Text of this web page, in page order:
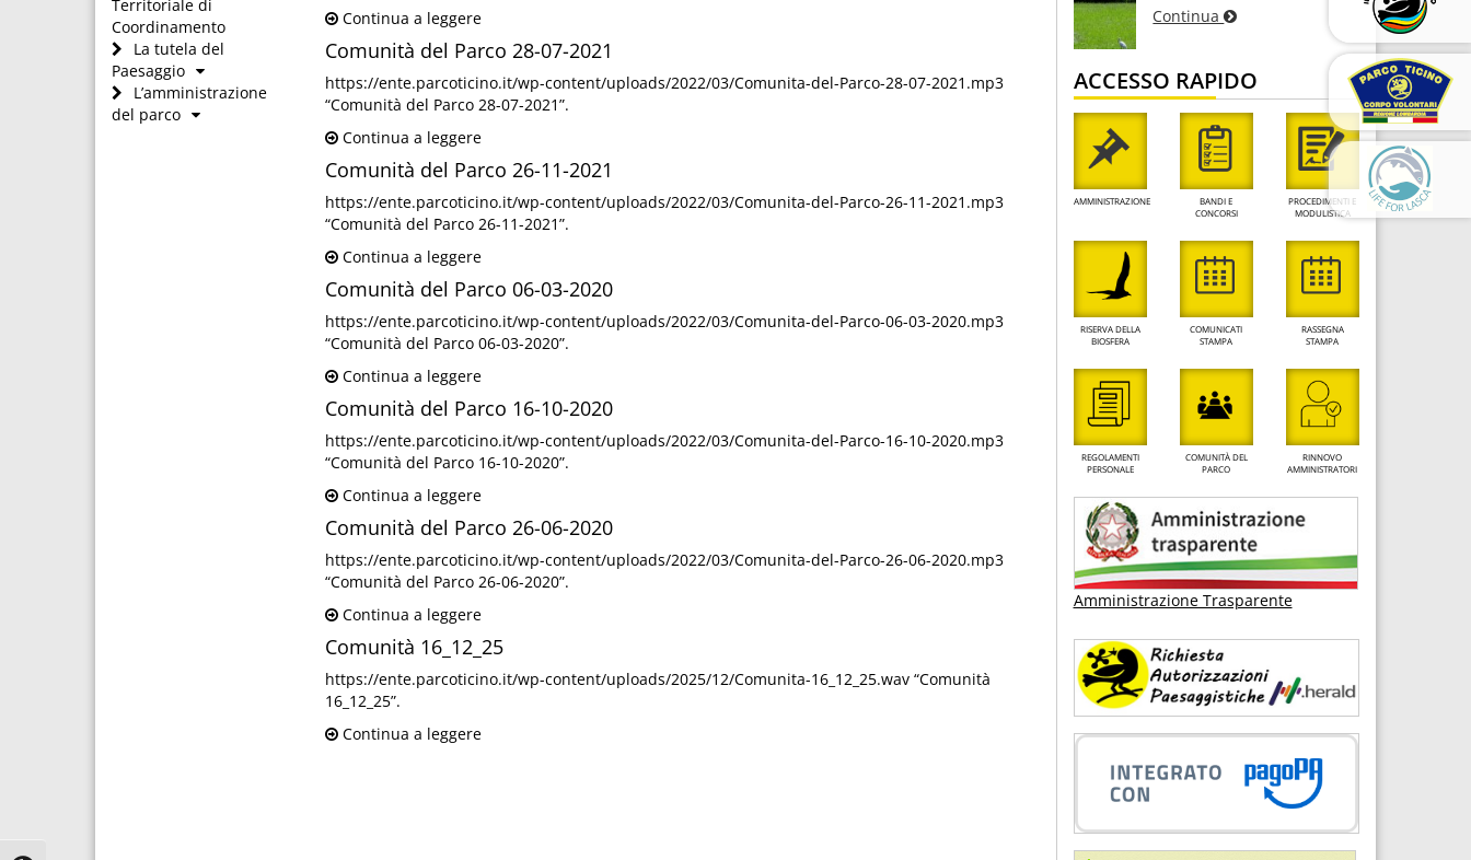
Territoriale di
Coordinamento
La tutela del
Paesaggio
L’amministrazione
del parco
Continua a leggere
Comunità del Parco 28-07-2021
https://ente.parcoticino.it/wp-content/uploads/2022/03/Comunita-del-Parco-28-07-2021.mp3
“Comunità del Parco 28-07-2021”.
Continua a leggere
Comunità del Parco 26-11-2021
https://ente.parcoticino.it/wp-content/uploads/2022/03/Comunita-del-Parco-26-11-2021.mp3
“Comunità del Parco 26-11-2021”.
Continua a leggere
Comunità del Parco 06-03-2020
https://ente.parcoticino.it/wp-content/uploads/2022/03/Comunita-del-Parco-06-03-2020.mp3
“Comunità del Parco 06-03-2020”.
Continua a leggere
Comunità del Parco 16-10-2020
https://ente.parcoticino.it/wp-content/uploads/2022/03/Comunita-del-Parco-16-10-2020.mp3
“Comunità del Parco 16-10-2020”.
Continua a leggere
Comunità del Parco 26-06-2020
https://ente.parcoticino.it/wp-content/uploads/2022/03/Comunita-del-Parco-26-06-2020.mp3
“Comunità del Parco 26-06-2020”.
Continua a leggere
Comunità 16_12_25
https://ente.parcoticino.it/wp-content/uploads/2025/12/Comunita-16_12_25.wav “Comunità
16_12_25”.
Continua a leggere
Continua
ACCESSO RAPIDO
AMMINISTRAZIONE
BANDI E
CONCORSI
PROCEDIMENTI E
MODULISTICA
RISERVA DELLA
BIOSFERA
COMUNICATI
STAMPA
RASSEGNA
STAMPA
REGOLAMENTI
PERSONALE
COMUNITÀ DEL
PARCO
RINNOVO
AMMINISTRATORI
Amministrazione Trasparente